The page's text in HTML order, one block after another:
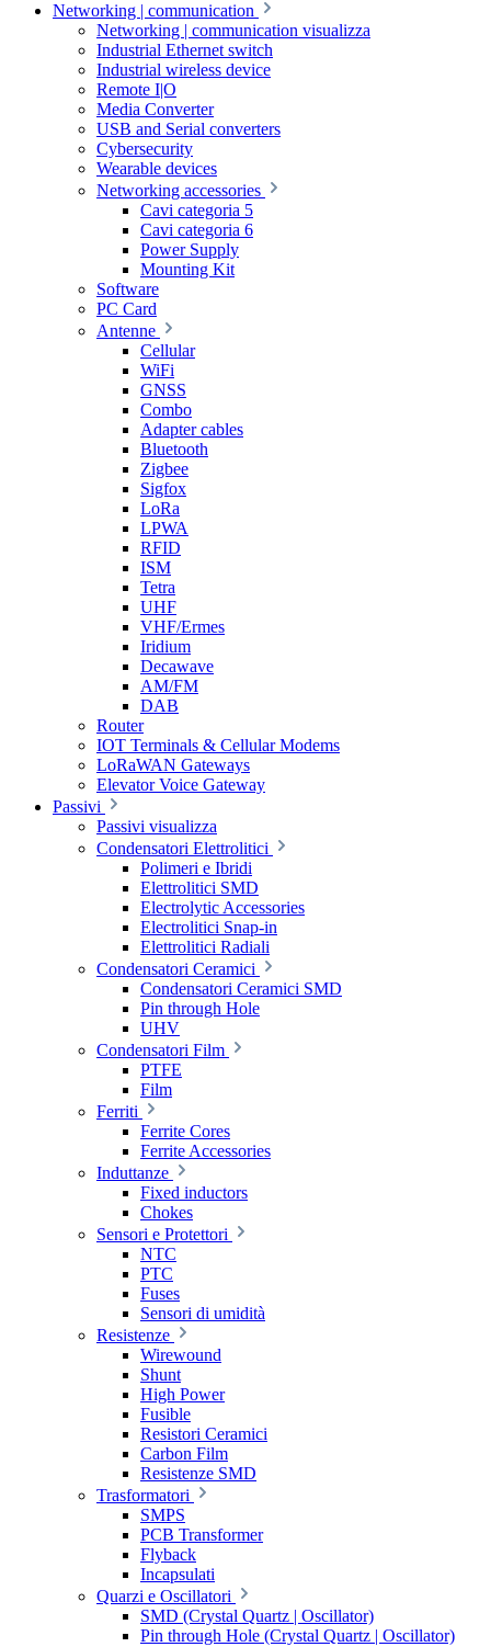
Networking | communication
Networking | communication visualizza
Industrial Ethernet switch
Industrial wireless device
Remote I|O
Media Converter
USB and Serial converters
Cybersecurity
Wearable devices
Networking accessories
Cavi categoria 5
Cavi categoria 6
Power Supply
Mounting Kit
Software
PC Card
Antenne
Cellular
WiFi
GNSS
Combo
Adapter cables
Bluetooth
Zigbee
Sigfox
LoRa
LPWA
RFID
ISM
Tetra
UHF
VHF/Ermes
Iridium
Decawave
AM/FM
DAB
Router
IOT Terminals & Cellular Modems
LoRaWAN Gateways
Elevator Voice Gateway
Passivi
Passivi visualizza
Condensatori Elettrolitici
Polimeri e Ibridi
Elettrolitici SMD
Electrolytic Accessories
Electrolitici Snap-in
Elettrolitici Radiali
Condensatori Ceramici
Condensatori Ceramici SMD
Pin through Hole
UHV
Condensatori Film
PTFE
Film
Ferriti
Ferrite Cores
Ferrite Accessories
Induttanze
Fixed inductors
Chokes
Sensori e Protettori
NTC
PTC
Fuses
Sensori di umidità
Resistenze
Wirewound
Shunt
High Power
Fusible
Resistori Ceramici
Carbon Film
Resistenze SMD
Trasformatori
SMPS
PCB Transformer
Flyback
Incapsulati
Quarzi e Oscillatori
SMD (Crystal Quartz | Oscillator)
Pin through Hole (Crystal Quartz | Oscillator)